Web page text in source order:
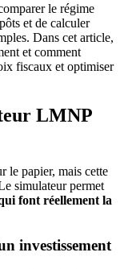
le régime
et de calculer
Dans cet article,
et comment
fiscaux et optimiser
LMNP
le papier, mais cette
simulateur permet
font réellement la
investissement